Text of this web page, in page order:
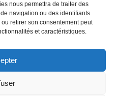
nous permettra de traiter des
navigation ou des identifiants
retirer son consentement peut
et caractéristiques.
de confidentialité
un devis
un devis